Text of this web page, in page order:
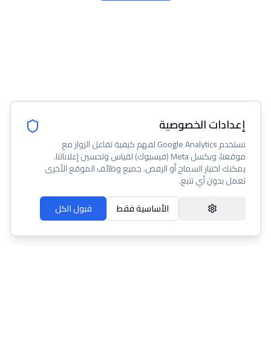
إعدادات الخصوصية
نستخدم Google Analytics لفهم كيفية تفاعل الزوار مع
موقعنا، وبكسل Meta (فيسبوك) لقياس وتحسين إعلاناتنا.
يمكنك اختيار السماح أو الرفض. جميع وظائف الموقع الأخرى
تعمل بدون أي تتبع.
قبول الكل
الأساسية فقط